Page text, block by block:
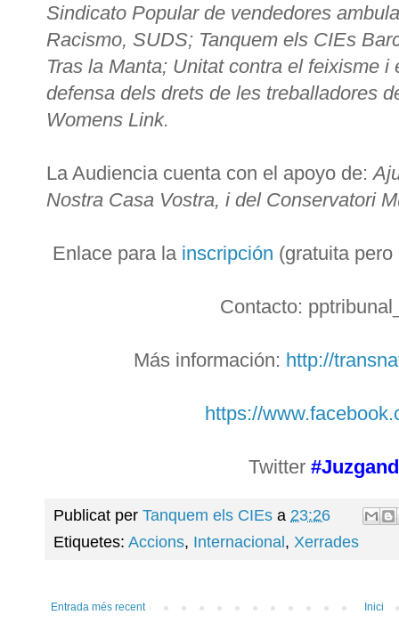
Sindicato Popular de vendedores
Racismo, SUDS; Tanquem els CIEs
Tras la Manta; Unitat contra el feixisme
defensa dels drets de les treballadores
Womens Link.
La Audiencia cuenta con el apoyo de:
Nostra Casa Vostra, i del Conservatori
Enlace para la inscripción (gratuita
Contacto:
Más información: http://
https://
Twitter
Publicat per Tanquem els CIEs a 23:26
Etiquetes: Accions, Internacional , Xerrades
Entrada més recent Inici